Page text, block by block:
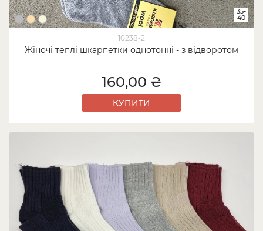
10238-2
Жіночі теплі шкарпетки однотонні - з відворотом
35-
40
160,00 ₴
КУПИТИ